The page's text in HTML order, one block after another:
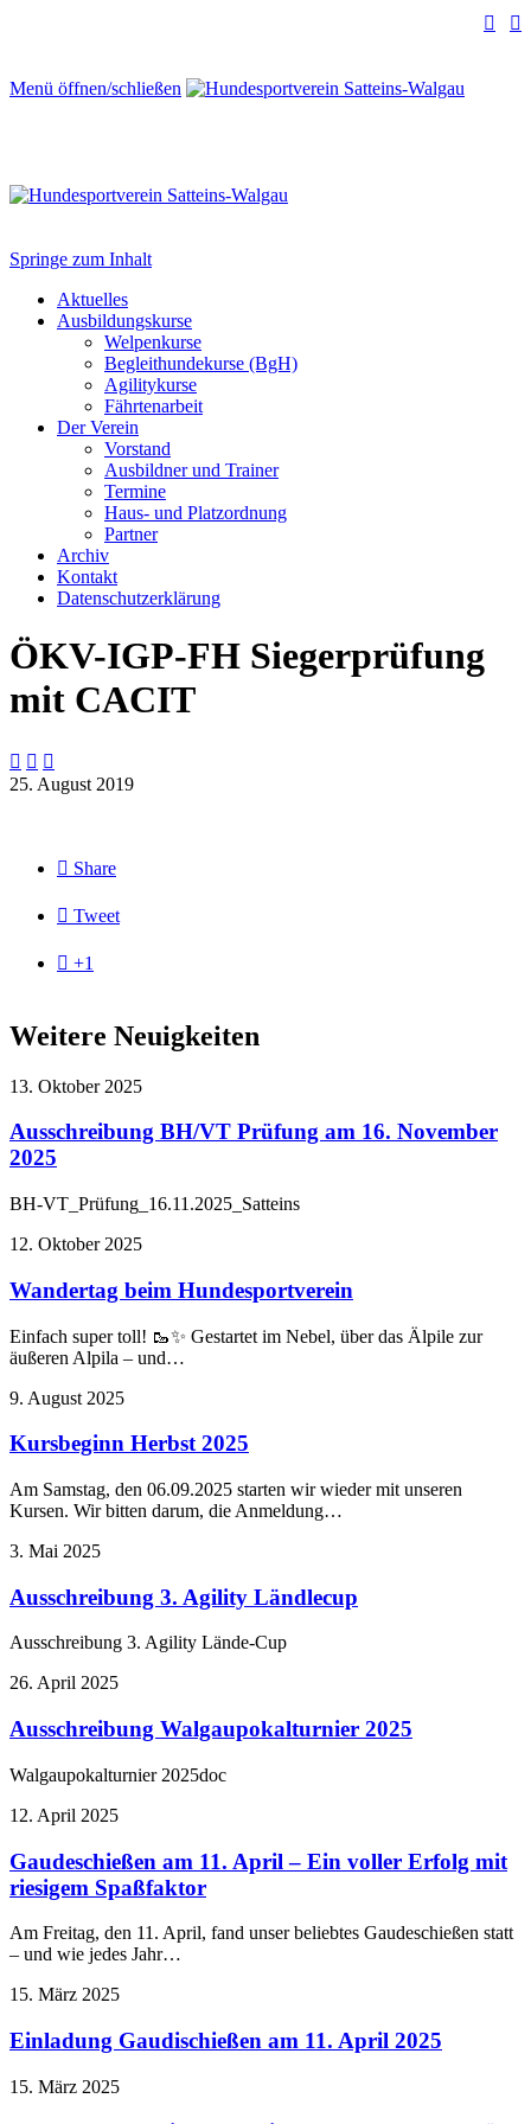
 
Menü öffnen/schließen
Springe zum Inhalt
Aktuelles
Ausbildungskurse
Welpenkurse
Begleithundekurse (BgH)
Agilitykurse
Fährtenarbeit
Der Verein
Vorstand
Ausbildner und Trainer
Termine
Haus- und Platzordnung
Partner
Archiv
Kontakt
Datenschutzerklärung
ÖKV-IGP-FH Siegerprüfung
mit CACIT
  
25. August 2019
 Share
 Tweet
 +1
Weitere Neuigkeiten
13. Oktober 2025
Ausschreibung BH/VT Prüfung am 16. November
2025
BH-VT_Prüfung_16.11.2025_Satteins
12. Oktober 2025
Wandertag beim Hundesportverein
Einfach super toll! 🥾✨ Gestartet im Nebel, über das Älpile zur
äußeren Alpila – und…
9. August 2025
Kursbeginn Herbst 2025
Am Samstag, den 06.09.2025 starten wir wieder mit unseren
Kursen. Wir bitten darum, die Anmeldung…
3. Mai 2025
Ausschreibung 3. Agility Ländlecup
Ausschreibung 3. Agility Lände-Cup
26. April 2025
Ausschreibung Walgaupokalturnier 2025
Walgaupokalturnier 2025doc
12. April 2025
Gaudeschießen am 11. April – Ein voller Erfolg mit
riesigem Spaßfaktor
Am Freitag, den 11. April, fand unser beliebtes Gaudeschießen statt
– und wie jedes Jahr…
15. März 2025
Einladung Gaudischießen am 11. April 2025
15. März 2025